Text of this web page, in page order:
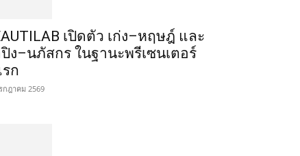
เปิดตัว เก่ง–หฤษฎ์ และ
ง–นภัสกร ในฐานะพรีเซนเตอร์
ก
กฎาคม 2569